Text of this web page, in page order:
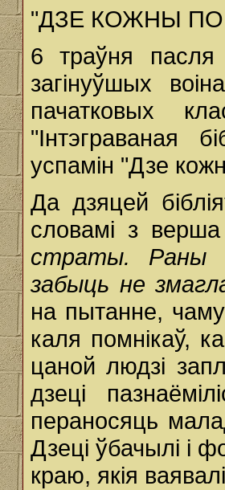
"ДЗЕ КОЖНЫ
6 траўня пасля
загінуўшых
пачатковых
"Інтэграваная
успамін "Дзе
Да дзяцей
словамі з
страты. Раны
забыць не
на пытанне,
каля помнікаў,
цаной людзі
дзеці
пераносяць
Дзеці ўбачылі і
краю, якія